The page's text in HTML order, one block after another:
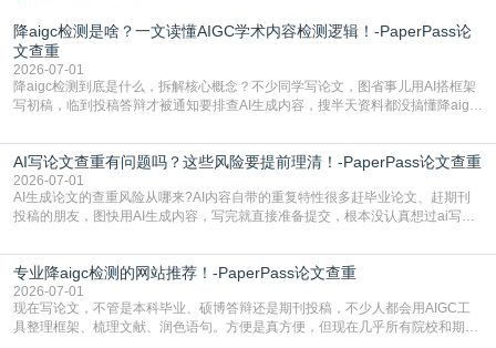
降aigc检测是啥？一文读懂AIGC学术内容检测逻辑！-PaperPass论
文查重
2026-07-01
降aigc检测到底是什么，拆解核心概念？不少同学写论文，图省事儿用AI搭框架
写初稿，临到投稿答辩才被通知要排查AI生成内容，搜半天资料都没搞懂降aigc
怕是已经入行的科研人员，不少人也搞不清降aigc检测是啥，对相关要求摸不
准。其实，降aigc检测是伴随AIGC工具在学术领域普及诞生的新需求，核心是为
了满足现在高校、期刊对AI生
AI写论文查重有问题吗？这些风险要提前理清！-PaperPass论文查重
2026-07-01
AI生成论文的查重风险从哪来?AI内容自带的重复特性很多赶毕业论文、赶期刊
投稿的朋友，图快用AI生成内容，写完就直接准备提交，根本没认真想过ai写论
自带不可忽视的查重风险。AI训练依赖海量公开的文本数据，生成内容本质是基
于训练数据的概率拼接，不是从零开始的原创创作。生成过程中，很容易复用已
有的高频公共表述，甚至直接拼接已经公开
专业降aigc检测的网站推荐！-PaperPass论文查重
2026-07-01
现在写论文，不管是本科毕业、硕博答辩还是期刊投稿，不少人都会用AIGC工
具整理框架、梳理文献、润色语句。方便是真方便，但现在几乎所有院校和期刊